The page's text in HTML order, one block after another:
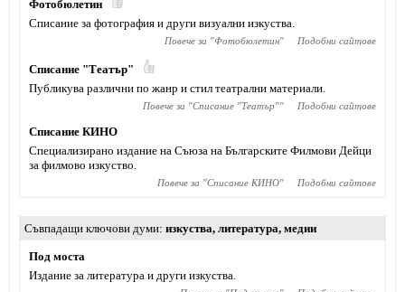
Фотобюлетин
Списание за фотография и други визуални изкуства.
Повече за "Фотобюлетин" Подобни сайтове
Списание "Театър"
Публикува различни по жанр и стил театрални материали.
Повече за "Списание "Театър"" Подобни сайтове
Списание КИНО
Специализирано издание на Съюза на Българските Филмови Дейци
за филмово изкуство.
Повече за "Списание КИНО" Подобни сайтове
Съвпадащи ключови думи изкуства, литература, медии
Под моста
Издание за литература и други изкуства.